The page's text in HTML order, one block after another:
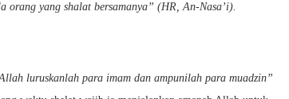
orang yang shalat bersamanya” (HR, An-Nasa’i).
luruskanlah para imam dan ampunilah para muadzin”